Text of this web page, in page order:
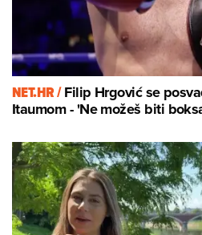
NET.HR /Filip Hrgović se
Itaumom - 'Ne možeš biti